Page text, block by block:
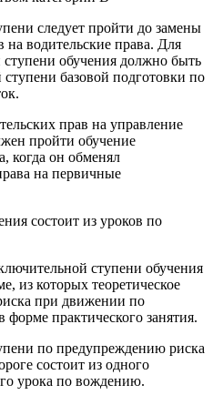
следует пройти до замены
водительские права. Для
обучения должно быть
базовой подготовки по
прав на управление
пройти обучение
когда он обменял
на первичные
состоит из уроков по
ступени обучения
из которых теоретическое
при движении по
форме практического занятия.
по предупреждению риска
состоит из одного
урока по вождению.